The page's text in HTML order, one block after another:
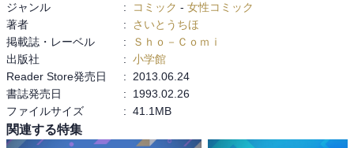
ジャンル : コミック - 女性コミック
著者
:
さいとうちほ
掲載誌・レーベル
:
Ｓｈｏ－Ｃｏｍｉ
出版社
: 小学館
Reader Store発売日
:
2013.06.24
書誌発売日
:
1993.02.26
ファイルサイズ
: 41.1MB
関連する特集